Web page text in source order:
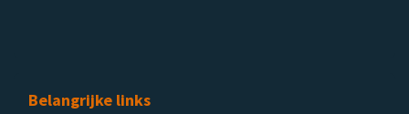
Belangrijke links